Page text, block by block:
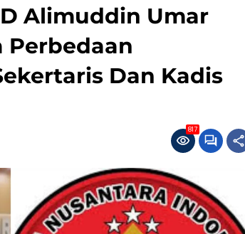
Alimuddin Umar
Perbedaan
Dan Kadis
817